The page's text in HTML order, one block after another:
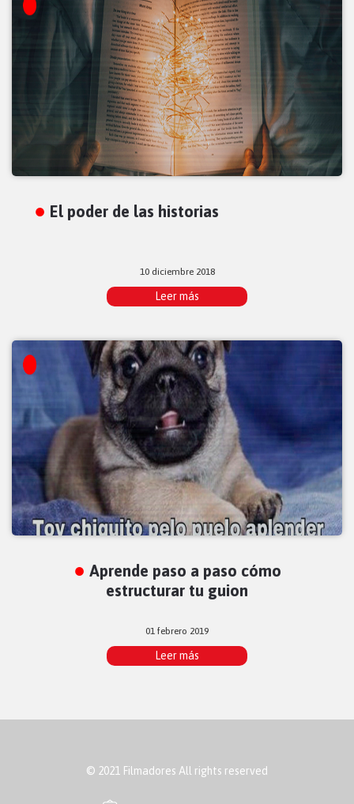
El poder de las historias
10 diciembre 2018
Leer más
Aprende paso a paso cómo
estructurar tu guion
01 febrero 2019
Leer más
© 2021 Filmadores All rights reserved